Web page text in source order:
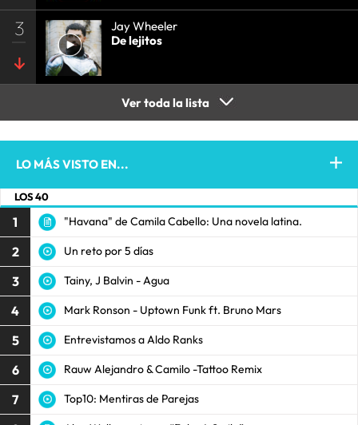
3
Jay Wheeler
De lejitos
Ver toda la lista
LO MÁS VISTO EN...
LOS 40
1 "Havana" de Camila Cabello: Una novela latina.
2 Un reto por 5 días
3 Tainy, J Balvin - Agua
4 Mark Ronson - Uptown Funk ft. Bruno Mars
5 Entrevistamos a Aldo Ranks
6 Rauw Alejandro & Camilo -Tattoo Remix
7 Top10: Mentiras de Parejas